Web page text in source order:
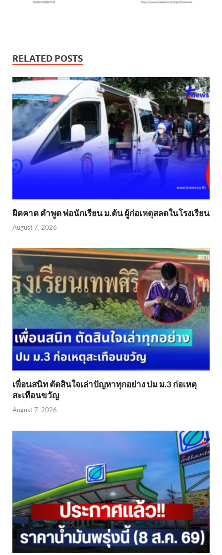
RELATED POSTS
ผิดคาด คำพูด พ่อนักเรียน ม.ต้น ผู้ก่อเหตุสลดในโรงเรียน
August 7, 2026
เพื่อนสนิท ตัดสินใจเล่าปัญหาทุกอย่าง ปม ม.3 ก่อเหตุ
สะเทือนขวัญ
August 7, 2026